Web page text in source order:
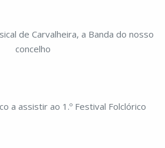
de Carvalheira, a Banda do nosso
concelho
a assistir ao 1.º Festival Folclórico